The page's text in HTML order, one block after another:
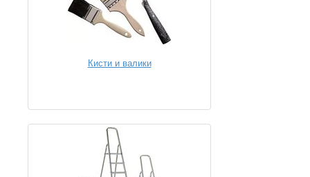
Кисти и валики